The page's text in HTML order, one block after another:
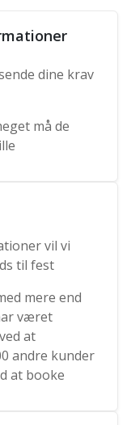
dine krav
må de
vil vi
til fest
mere end
været
at
andre kunder
at booke